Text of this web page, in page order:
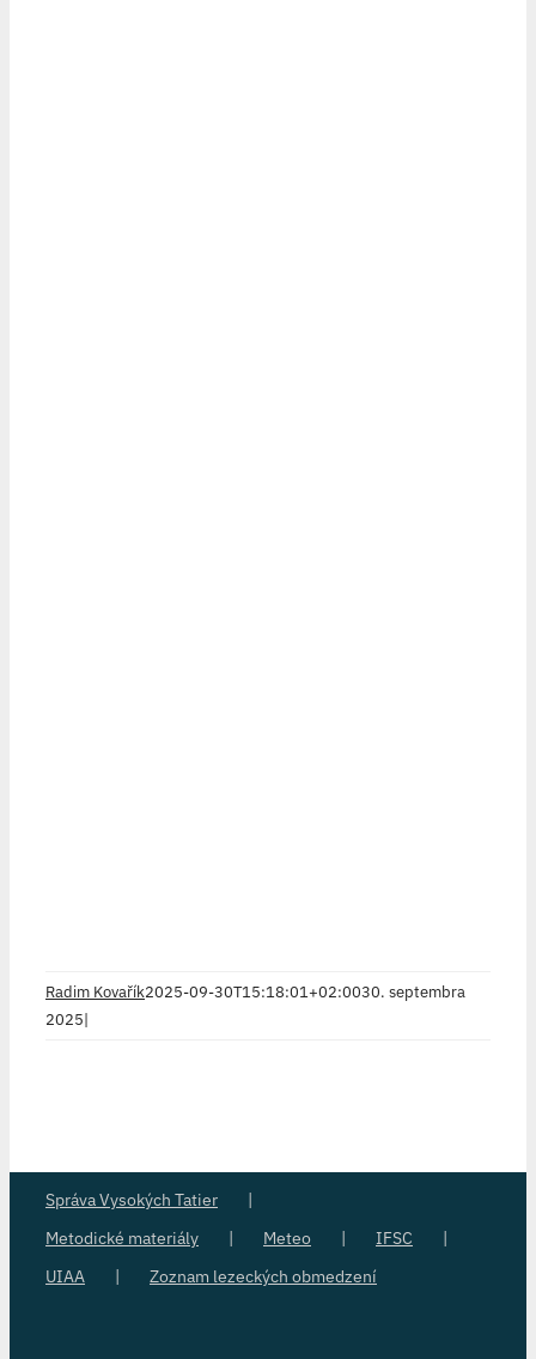
Radim Kovařík2025-09-30T15:18:01+02:0030. septembra
2025|
Správa Vysokých Tatier
Metodické materiály
Meteo
IFSC
UIAA
Zoznam lezeckých obmedzení